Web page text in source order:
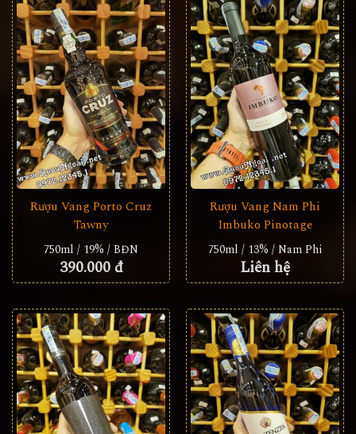
Rượu Vang Porto Cruz
Tawny
750ml / 19% / BĐN
390.000 đ
Rượu Vang Nam Phi
Imbuko Pinotage
750ml / 13% / Nam Phi
Liên hệ